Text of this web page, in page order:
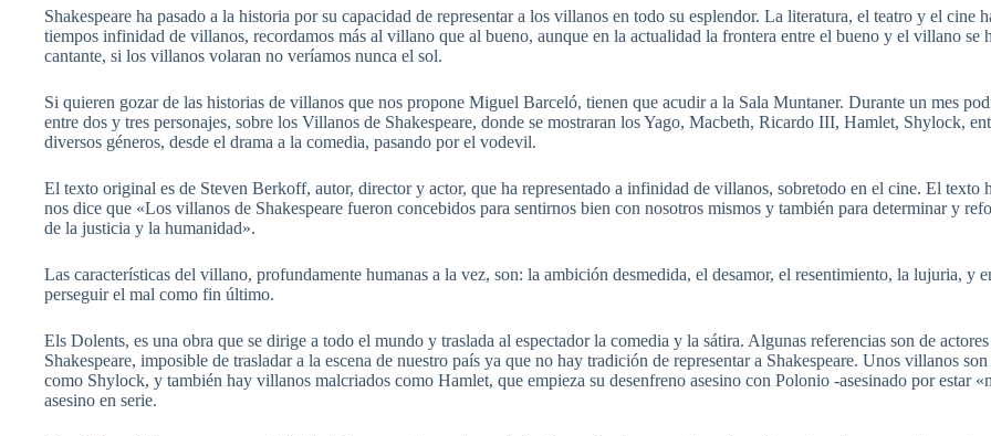
Shakespeare ha pasado a la historia por su capacidad de representar a los villanos en todo su esplendor. La literatura, el teatro y el cine
tiempos infinidad de villanos, recordamos más al villano que al bueno, aunque en la actualidad la frontera entre el bueno y el villano se
cantante, si los villanos volaran no veríamos nunca el sol.
Si quieren gozar de las historias de villanos que nos propone Miguel Barceló, tienen que acudir a la Sala Muntaner. Durante un mes
entre dos y tres personajes, sobre los Villanos de Shakespeare, donde se mostraran los Yago, Macbeth, Ricardo III, Hamlet, Shylock,
diversos géneros, desde el drama a la comedia, pasando por el vodevil.
El texto original es de Steven Berkoff, autor, director y actor, que ha representado a infinidad de villanos, sobretodo en el cine. El texto
nos dice que «Los villanos de Shakespeare fueron concebidos para sentirnos bien con nosotros mismos y también para determinar y
de la justicia y la humanidad».
Las características del villano, profundamente humanas a la vez, son: la ambición desmedida, el desamor, el resentimiento, la lujuria, y
perseguir el mal como fin último.
Els Dolents, es una obra que se dirige a todo el mundo y traslada al espectador la comedia y la sátira. Algunas referencias son de
Shakespeare, imposible de trasladar a la escena de nuestro país ya que no hay tradición de representar a Shakespeare. Unos villanos
como Shylock, y también hay villanos malcriados como Hamlet, que empieza su desenfreno asesino con Polonio -asesinado por estar
asesino en serie.